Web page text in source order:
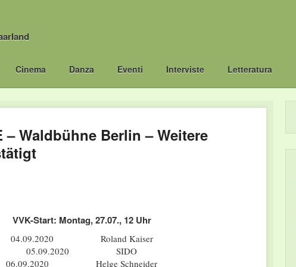
Cinema Danza Eventi Interviste Letteratura
– Waldbühne Berlin – Weitere
VVK-Start: Montag, 27.07., 12 Uhr
04.09.2020 Roland Kaiser
05.09.2020 SIDO
06.09.2020 Helge Schneider